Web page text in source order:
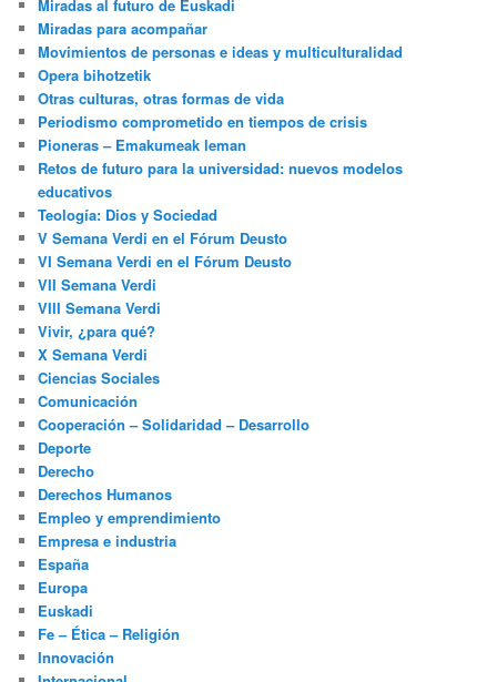
Miradas al futuro de Euskadi
Miradas para acompañar
Movimientos de personas e ideas y multiculturalidad
Opera bihotzetik
Otras culturas, otras formas de vida
Periodismo comprometido en tiempos de crisis
Pioneras – Emakumeak leman
Retos de futuro para la universidad: nuevos modelos
educativos
Teología: Dios y Sociedad
V Semana Verdi en el Fórum Deusto
VI Semana Verdi en el Fórum Deusto
VII Semana Verdi
VIII Semana Verdi
Vivir, ¿para qué?
X Semana Verdi
Ciencias Sociales
Comunicación
Cooperación – Solidaridad – Desarrollo
Deporte
Derecho
Derechos Humanos
Empleo y emprendimiento
Empresa e industria
España
Europa
Euskadi
Fe – Ética – Religión
Innovación